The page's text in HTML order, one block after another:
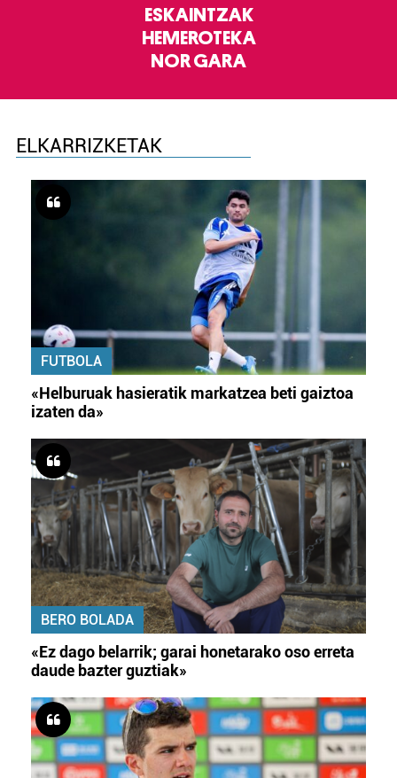
ESKAINTZAK
HEMEROTEKA
NOR GARA
ELKARRIZKETAK
FUTBOLA
«Helburuak hasieratik markatzea beti gaiztoa
izaten da»
BERO BOLADA
«Ez dago belarrik; garai honetarako oso erreta
daude bazter guztiak»